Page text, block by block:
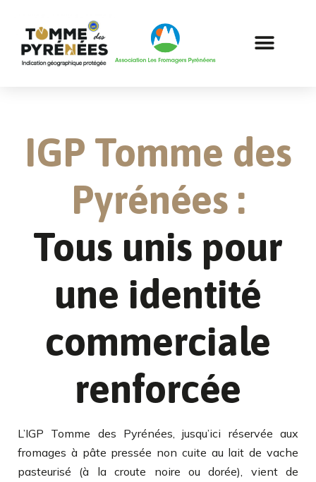
IGP Tomme des
Pyrénées :
Tous unis pour
une identité
commerciale
renforcée
L’IGP Tomme des Pyrénées, jusqu’ici réservée aux
fromages à pâte pressée non cuite au lait de vache
pasteurisé (à la croute noire ou dorée), vient de